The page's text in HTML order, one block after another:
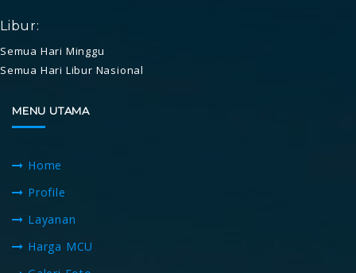
Libur:
Semua Hari Minggu
Semua Hari Libur Nasional
MENU UTAMA
Home
Profile
Layanan
Harga MCU